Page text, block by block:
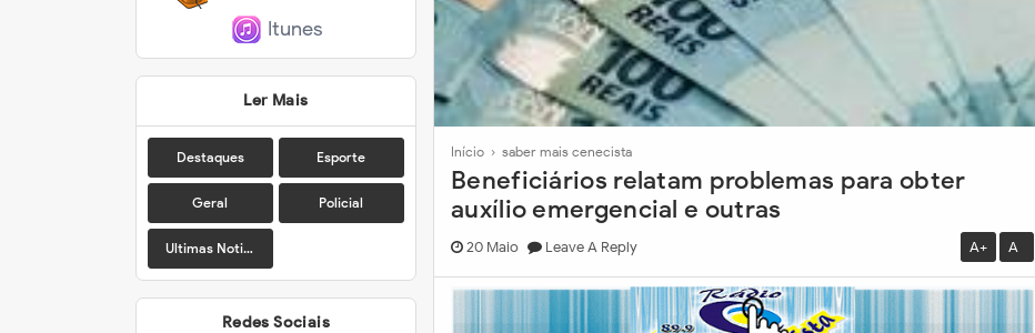
Itunes
Ler Mais
Destaques Esporte
Geral Policial
Ultimas Noticias
Redes Sociais
Início › saber mais cenecista
Beneficiários relatam problemas para obter
auxílio emergencial e outras
20 Maio Leave A Reply A+ A-